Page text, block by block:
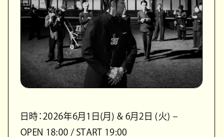
日時：2026年6月1日(月) & 6月2日 (火) –
OPEN 18:00 / START 19:00